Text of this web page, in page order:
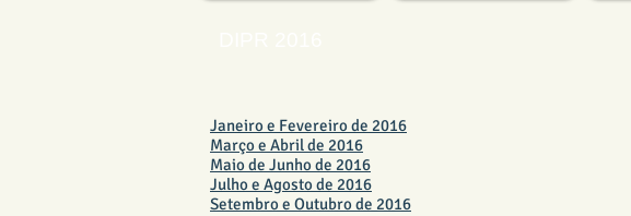
Janeiro e Fevereiro de 2016
Março e Abril de 2016
Maio de Junho de 2016
Julho e Agosto de 2016
Setembro e Outubro de 2016